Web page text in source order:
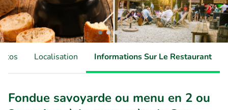
Localisation Informations Sur Le Restaurant
Fondue savoyarde ou menu en 2 ou